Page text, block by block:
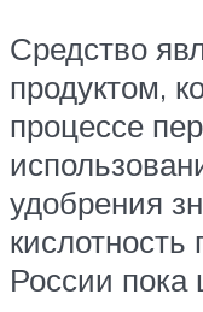
Средство
продуктом,
процессе
удобрения
России пока